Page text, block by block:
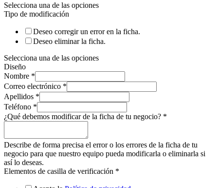
Selecciona una de las opciones
Tipo de modificación
Deseo corregir un error en la ficha.
Deseo eliminar la ficha.
Selecciona una de las opciones
Diseño
Nombre *
Correo electrónico *
Apellidos *
Teléfono *
¿Qué debemos modificar de la ficha de tu negocio? *
Describe de forma precisa el error o los errores de la ficha de tu
negocio para que nuestro equipo pueda modificarla o eliminarla si
así lo deseas.
Elementos de casilla de verificación *